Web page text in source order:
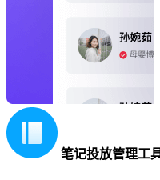
笔记投放管理工